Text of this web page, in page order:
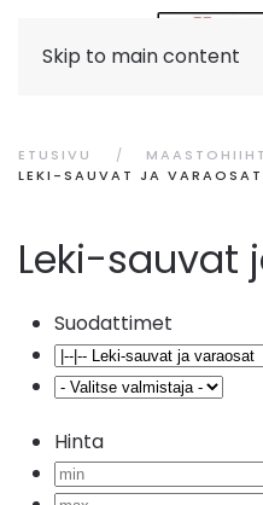
Skip to main content
ETUSIVU
LEKI-SAUVAT JA VARAOSAT
Leki-sauvat
Suodattimet
Hinta